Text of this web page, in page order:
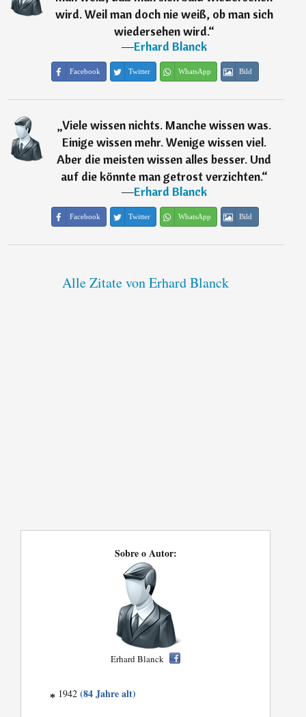
wird. Weil man doch nie weiß, ob man sich
wiedersehen wird.“
―Erhard Blanck
Facebook Twitter WhatsApp Bild
„Viele wissen nichts. Manche wissen was.
Einige wissen mehr. Wenige wissen viel.
Aber die meisten wissen alles besser. Und
auf die könnte man getrost verzichten.“
―Erhard Blanck
Facebook Twitter WhatsApp Bild
Alle Zitate von Erhard Blanck
Sobre o Autor:
Erhard Blanck
* 1942(84 Jahre alt)